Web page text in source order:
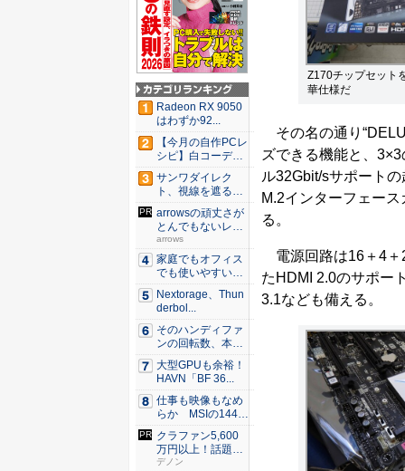
Z170チップセット
華仕様だ
その名の通り
ズできる機能と、
ル32Gbit/sサポート
M.2インターフェー
る。
電源回路は16＋4＋
たHDMI 2.0のサポー
3.1なども備える。
Radeon RX 9050
はわずか92...
【今月の自作PCレ
シピ】白コーデと
発光が...
サンワダイレク
ト、視線を遮るフ
ェルト製デ...
arrowsの頑丈さが
とんでもないレベ
ル...
arrows
家庭でもオフィス
でも使いやすい
Syno...
Nextorage、Thun
derbol...
そのハンディファ
ンの回転数、本
当？ 20...
大型GPUも余裕！
HAVN「BF 36...
仕事も映像もなめ
らか MSIの144H
z...
クラファン5,600
万円以上！話題の
スピ...
デノン